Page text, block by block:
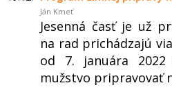
Ján Kmeť
Jesenná časť je už
na rad prichádzajú
od 7. januára
mužstvo pripravovať